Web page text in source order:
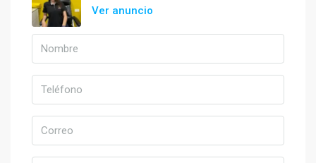
Ver anuncio